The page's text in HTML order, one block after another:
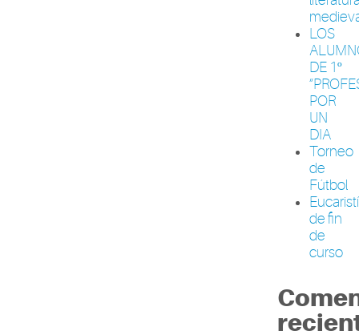
LOS
DE 1º
POR
UN
DIA
Torneo
de
Fútbol
de fin
de
curso